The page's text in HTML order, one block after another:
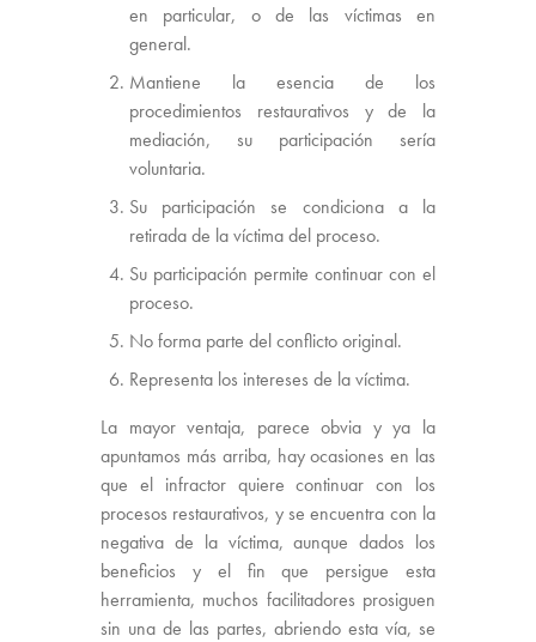
en particular, o de las víctimas en
general.
Mantiene la esencia de los
procedimientos restaurativos y de la
mediación, su participación sería
voluntaria.
Su participación se condiciona a la
retirada de la víctima del proceso.
Su participación permite continuar con el
proceso.
No forma parte del conflicto original.
Representa los intereses de la víctima.
La mayor ventaja, parece obvia y ya la
apuntamos más arriba, hay ocasiones en las
que el infractor quiere continuar con los
procesos restaurativos, y se encuentra con la
negativa de la víctima, aunque dados los
beneficios y el fin que persigue esta
herramienta, muchos facilitadores prosiguen
sin una de las partes, abriendo esta vía, se